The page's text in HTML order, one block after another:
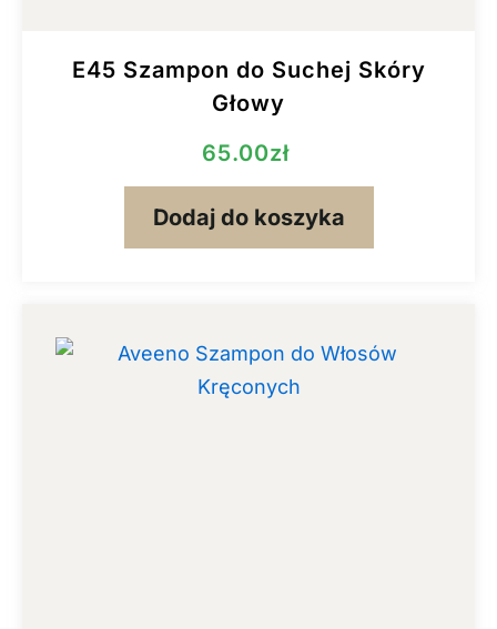
E45 Szampon do Suchej Skóry
Głowy
65.00zł
Dodaj do koszyka